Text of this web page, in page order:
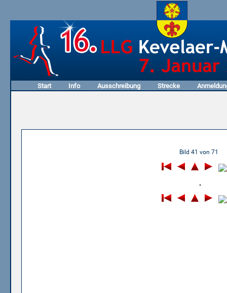
Start Info Ausschreibung Strecke
Bild 41 von 71